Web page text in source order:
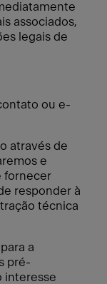
associados,
legais de
ou e-
através de
e
fornecer
responder à
técnica
a
pré-
interesse